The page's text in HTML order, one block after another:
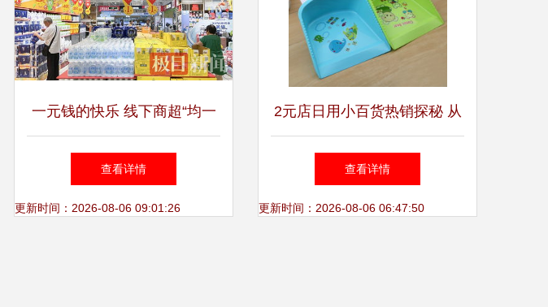
一元钱的快乐 线下商超“均一
价”引发日用百货扫货潮
查看详情
更新时间：2026-08-06 09:01:26
2元店日用小百货热销探秘 从
义乌国际商贸城看灰斗簸箕的
批发新趋势
查看详情
更新时间：2026-08-06 06:47:50